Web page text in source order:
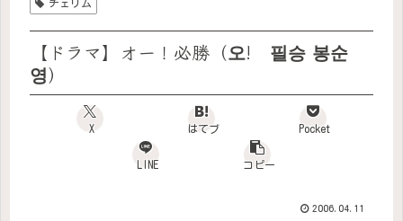
チェリム
【ドラマ】オー！必勝（오! 필승 봉순
영）
X はてブ Pocket
LINE コピー
2006.04.11